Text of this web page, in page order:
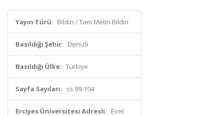
Yayın Türü: Bildiri / Tam Metin Bildiri
Basıldığı Şehir: Denizli
Basıldığı Ülke: Türkiye
Sayfa Sayıları: ss.99-104
Erciyes Üniversitesi Adresli: Evet